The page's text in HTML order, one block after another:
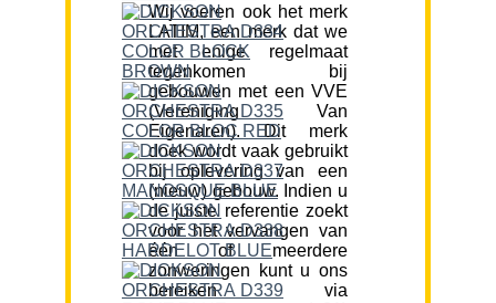
Wij voeren ook het merk
LATIM, een merk dat we
met enige regelmaat
tegenkomen bij
gebouwen met een VVE
(Vereniging Van
Eigenaren). Dit merk
doek wordt vaak gebruikt
bij oplevering van een
(nieuw) gebouw. Indien u
de juiste referentie zoekt
voor het vervangen van
één of meerdere
zonweringen kunt u ons
bereiken via